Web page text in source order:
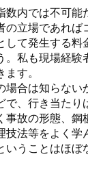
数内では不可能
の立場であれば
して発生する料
。私も現場経験
す。
場合は知らない
で、行き当たり
事故の形態、鋼
技法等をよく学
いうことはほぼ